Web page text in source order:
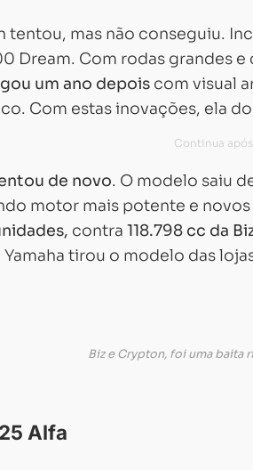
tentou, mas não conseguiu.
Dream. Com rodas grandes
um ano depois com visual
Com estas inovações, ela
de novo. O modelo saiu
motor mais potente e
contra 118.798 cc da
Yamaha tirou o modelo das
Biz e Crypton, foi uma baita
Alfa